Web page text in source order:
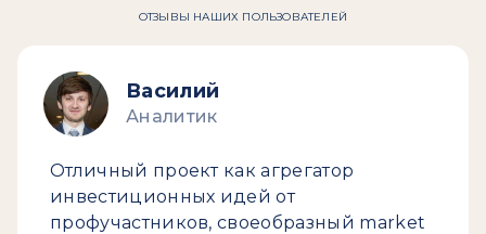
ОТЗЫВЫ НАШИХ ПОЛЬЗОВАТЕЛЕЙ
Василий
Аналитик
Отличный проект как агрегатор
инвестиционных идей от
профучастников, своеобразный market